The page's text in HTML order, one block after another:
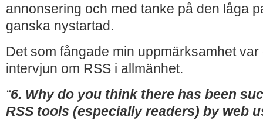
annonsering och med tanke på den låga
ganska nystartad.
Det som fångade min uppmärksamhet
intervjun om RSS i allmänhet.
“6. Why do you think there has been
RSS tools (especially readers) by web